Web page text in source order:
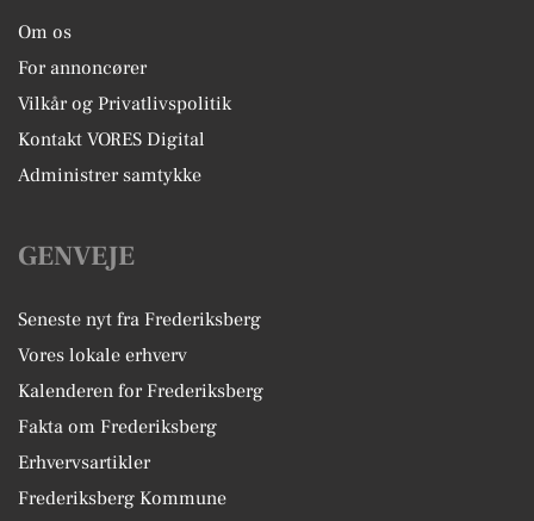
Om os
For annoncører
Vilkår og Privatlivspolitik
Kontakt VORES Digital
Administrer samtykke
GENVEJE
Seneste nyt fra Frederiksberg
Vores lokale erhverv
Kalenderen for Frederiksberg
Fakta om Frederiksberg
Erhvervsartikler
Frederiksberg Kommune